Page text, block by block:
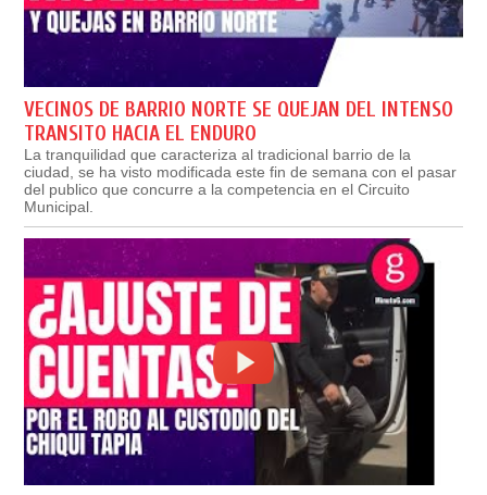
VECINOS DE BARRIO NORTE SE QUEJAN DEL INTENSO
TRANSITO HACIA EL ENDURO
La tranquilidad que caracteriza al tradicional barrio de la
ciudad, se ha visto modificada este fin de semana con el pasar
del publico que concurre a la competencia en el Circuito
Municipal.